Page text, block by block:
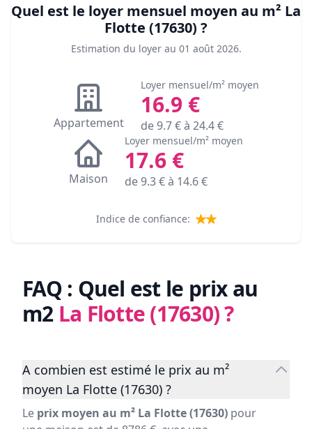
Quel est le loyer mensuel moyen au m² La
Flotte (17630) ?
Estimation du loyer au 01 août 2026.
Appartement
Loyer mensuel/m² moyen
16.9 €
de9.7€ à 24.4€
Maison
Loyer mensuel/m² moyen
17.6 €
de9.3€ à 14.6€
Indice de confiance:
FAQ : Quel est le prix au
m2 La Flotte (17630)?
A combien est estimé le prix au m²
moyen La Flotte (17630) ?
Le prix moyen au m² La Flotte (17630) pour